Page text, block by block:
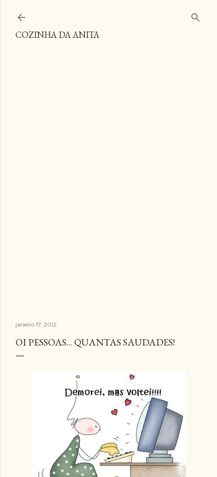
COZINHA DA ANITA
janeiro 17, 2012
OI PESSOAS... QUANTAS SAUDADES!